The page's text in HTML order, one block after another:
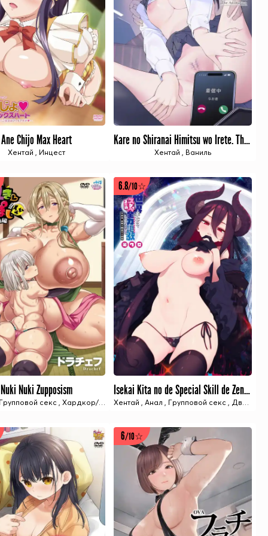
4 ИЗ 4 СЕРИЙ
Ane Chijo Max Heart
Хентай Инцест 1 ИЗ 1 СЕРИЙ
Kare no Shiranai Himitsu wo Irete. The Animation
Хентай Ваниль
,Учебное заведение,Учитель
1 ИЗ 2 СЕРИЙ
Nuki Nuki Zupposism
Групповой секс Хардкор/Извращения
6.8/10☆
7 ИЗ 7 СЕРИЙ
Isekai Kita no de Special Skill de Zenryoku Ouka Shiyou to Omou The Animation
Хентай ,Анал Групповой секс Двойное проникновение
6/10☆